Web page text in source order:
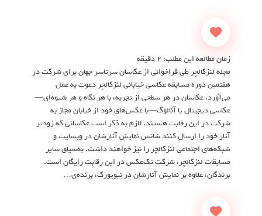
زمان مطالعه این مطلب: 2دقیقه
مجله لنزکالچر طی فراخوانی از عکاسان سرتاسر جهان برای شرکت در
هفتمین دوره مسابقه عکاسی خیابانی لنزکالچر دعوت به عمل
می‌آورد. عکاسان در هر سطحی از تجربه، با هر نگاه و هر شیوه‌ای—
عکاسی دیجیتال یا آنالوگ—با عکس‌های خود از خیابان مجاز به
شرکت در این رقابت هستند. لازم به ذکر است عکاسانی که زودتر
آثار خود را ارسال کنند شانس نمایش آثارشان در وبسایت و
شبکه‌های اجتماعی لنزکالچر را نیز خواهند داشت. به‌سیاق سایر
مسابقات لنزکالچر، شرکت تک‌عکس در این رقابت رایگان است.
برندگان، علاوه بر نمایش آثارشان در نیویورک، برنده‌ی…